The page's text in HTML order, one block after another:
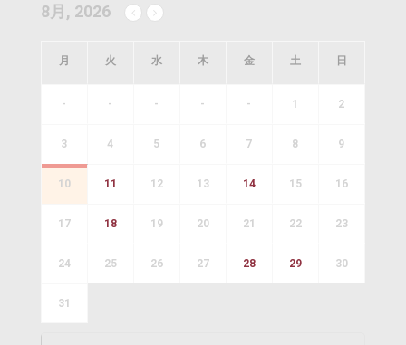
8月, 2026
月 火 水 木 金 土 日
- - - - - 1 2
3 4 5 6 7 8 9
10 11 12 13 14 15 16
17 18 19 20 21 22 23
24 25 26 27 28 29 30
31